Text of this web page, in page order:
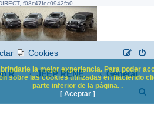
f08c47fec0942fa0
Cookies
Foro Jeep Renegade JEEP RENEGADE General
la mejor experiencia. Para poder
sobre las cookies utilizadas en haciendo
parte inferior de la página. .
[ Aceptar ]